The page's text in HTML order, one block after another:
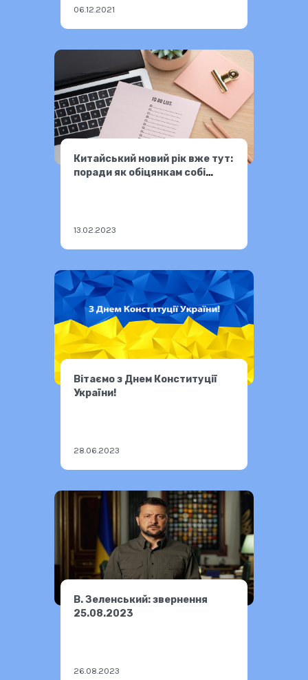
06.12.2021
Китайський новий рік вже тут:
поради як обіцянкам собі
13.02.2023
Вітаємо з Днем Конституції
України!
28.06.2023
В. Зеленський: звернення
25.08.2023
26.08.2023